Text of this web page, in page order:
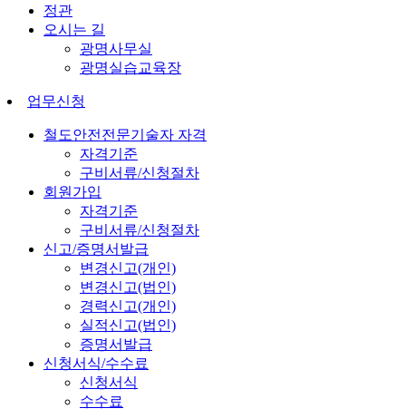
정관
오시는 길
광명사무실
광명실습교육장
업무신청
철도안전전문기술자 자격
자격기준
구비서류/신청절차
회원가입
자격기준
구비서류/신청절차
신고/증명서발급
변경신고(개인)
변경신고(법인)
경력신고(개인)
실적신고(법인)
증명서발급
신청서식/수수료
신청서식
수수료